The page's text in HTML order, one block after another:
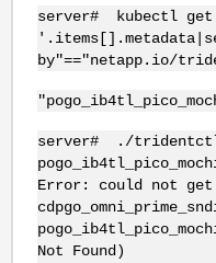
server# kubectl
by"=="netapp.io/
server# ./tridentctl
Error: could not get
Not Found)